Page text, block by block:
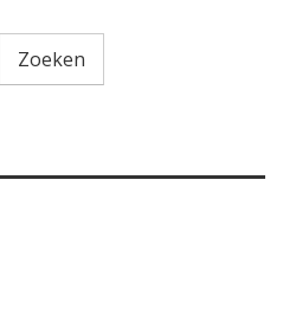
Zoeken